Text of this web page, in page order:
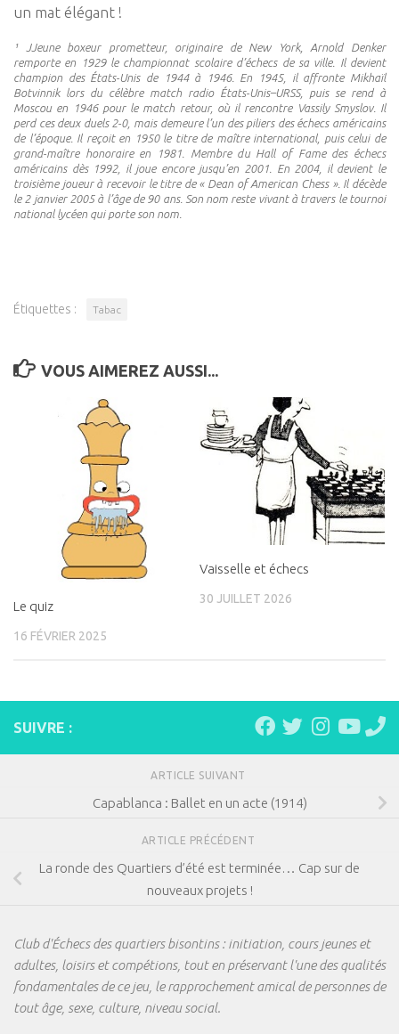
un mat élégant !
¹ JJeune boxeur prometteur, originaire de New York, Arnold Denker
remporte en 1929 le championnat scolaire d’échecs de sa ville. Il devient
champion des États-Unis de 1944 à 1946. En 1945, il affronte Mikhaïl
Botvinnik lors du célèbre match radio États-Unis–URSS, puis se rend à
Moscou en 1946 pour le match retour, où il rencontre Vassily Smyslov. Il
perd ces deux duels 2-0, mais demeure l’un des piliers des échecs américains
de l’époque. Il reçoit en 1950 le titre de maître international, puis celui de
grand-maître honoraire en 1981. Membre du Hall of Fame des échecs
américains dès 1992, il joue encore jusqu’en 2001. En 2004, il devient le
troisième joueur à recevoir le titre de « Dean of American Chess ». Il décède
le 2 janvier 2005 à l’âge de 90 ans. Son nom reste vivant à travers le tournoi
national lycéen qui porte son nom.
Étiquettes : Tabac
VOUS AIMEREZ AUSSI...
Le quiz
16 FÉVRIER 2025
Vaisselle et échecs
30 JUILLET 2026
SUIVRE :
ARTICLE SUIVANT
Capablanca : Ballet en un acte (1914)
ARTICLE PRÉCÉDENT
La ronde des Quartiers d’été est terminée… Cap sur de
nouveaux projets !
Club d'Échecs des quartiers bisontins : initiation, cours jeunes et
adultes, loisirs et compétions, tout en préservant l'une des qualités
fondamentales de ce jeu, le rapprochement amical de personnes de
tout âge, sexe, culture, niveau social.